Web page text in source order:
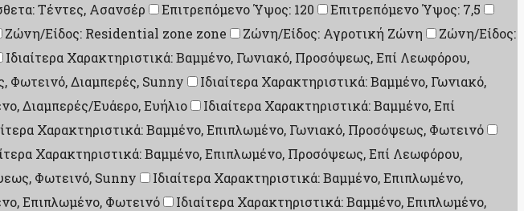
Τέντες, Ασανσέρ Επιτρεπόμενο Ύψος: 120
Επιτρεπόμενο Ύψος: 7,5
Ζώνη/Είδος: Residential zone zone Ζώνη/Είδος: Αγροτική Ζώνη
Ζώνη/Είδος:
Ιδιαίτερα Χαρακτηριστικά: Βαμμένο, Γωνιακό, Προσόψεως, Επί Λεωφόρου,
Φωτεινό, Διαμπερές, Sunny
Ιδιαίτερα Χαρακτηριστικά: Βαμμένο, Γωνιακό,
Διαμπερές/Ευάερο, Ευήλιο
Ιδιαίτερα Χαρακτηριστικά: Βαμμένο, Επί
Χαρακτηριστικά: Βαμμένο, Επιπλωμένο, Γωνιακό, Προσόψεως, Φωτεινό
Χαρακτηριστικά: Βαμμένο, Επιπλωμένο, Προσόψεως, Επί Λεωφόρου,
Φωτεινό, Sunny
Ιδιαίτερα Χαρακτηριστικά: Βαμμένο, Επιπλωμένο,
Επιπλωμένο, Φωτεινό
Ιδιαίτερα Χαρακτηριστικά: Βαμμένο, Επιπλωμένο,